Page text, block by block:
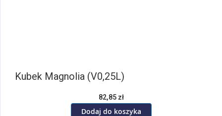
Kubek Magnolia (V0,25L)
82,85 zł
Dodaj do koszyka